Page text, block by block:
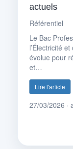
actuels
Référentiel
Le Bac
l’Électricité
évolue pour
et…
Lire l'article
27/03/2026 ·